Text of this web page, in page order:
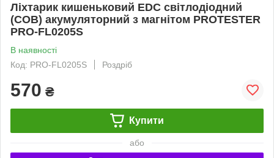
Ліхтарик кишеньковий EDC світлодіодний
(COB) акумуляторний з магнітом PROTESTER
PRO-FL0205S
В наявності
Код: PRO-FL0205S
Роздріб
570 ₴
Купити
або